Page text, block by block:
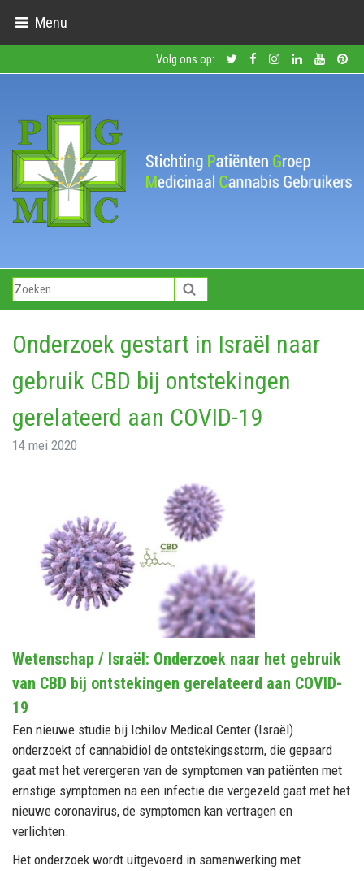
Menu
Volg ons op:
Onderzoek gestart in Israël naar
gebruik CBD bij ontstekingen
gerelateerd aan COVID-19
14 mei 2020
Wetenschap / Israël: Onderzoek naar het gebruik
van CBD bij ontstekingen gerelateerd aan COVID-
19
Een nieuwe studie bij Ichilov Medical Center (Israël)
onderzoekt of cannabidiol de ontstekingsstorm, die gepaard
gaat met het verergeren van de symptomen van patiënten met
ernstige symptomen na een infectie die vergezeld gaat met het
nieuwe coronavirus, de symptomen kan vertragen en
verlichten.
Het onderzoek wordt uitgevoerd in samenwerking met